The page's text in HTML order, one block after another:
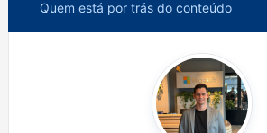
Quem está por trás do conteúdo